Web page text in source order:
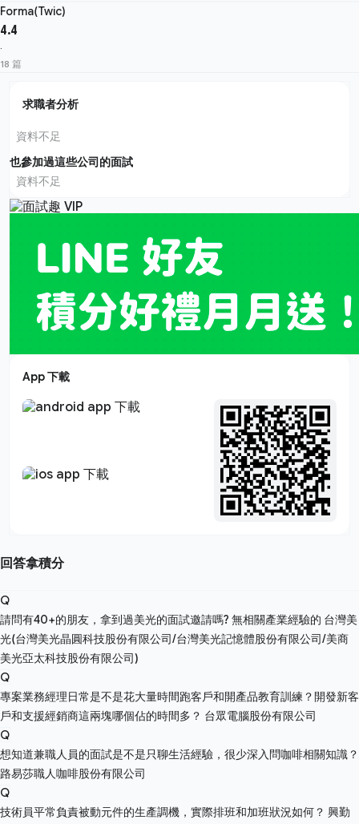
Forma(Twic)
4.4
·
18 篇
求職者分析
資料不足
也參加過這些公司的面試
資料不足
App 下載
回答拿積分
Q
請問有40+的朋友，拿到過美光的面試邀請嗎? 無相關產業經驗的 台灣美
光(台灣美光晶圓科技股份有限公司/台灣美光記憶體股份有限公司/美商
美光亞太科技股份有限公司)
Q
專案業務經理日常是不是花大量時間跑客戶和開產品教育訓練？開發新客
戶和支援經銷商這兩塊哪個佔的時間多？ 台眾電腦股份有限公司
Q
想知道兼職人員的面試是不是只聊生活經驗，很少深入問咖啡相關知識？
路易莎職人咖啡股份有限公司
Q
技術員平常負責被動元件的生產調機，實際排班和加班狀況如何？ 興勤